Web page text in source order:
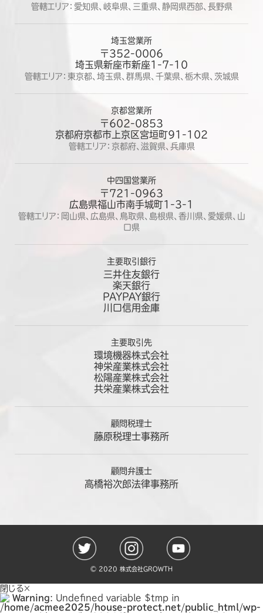
管轄エリア：愛知県、岐阜県、三重県、静岡県西部、長野県
埼玉営業所
〒352-0006
埼玉県新座市新座1-7-10
管轄エリア：東京都、埼玉県、群馬県、千葉県、栃木県、茨城県
京都営業所
〒602-0853
京都府京都市上京区宮垣町91-102
管轄エリア：京都府、滋賀県、兵庫県
中四国営業所
〒721-0963
広島県福山市南手城町1-3-1
管轄エリア：岡山県、広島県、鳥取県、島根県、香川県、愛媛県、山
口県
主要取引銀行
三井住友銀行
楽天銀行
PAYPAY銀行
川口信用金庫
主要取引先
環境機器株式会社
神栄産業株式会社
松陽産業株式会社
共栄産業株式会社
顧問税理士
藤原税理士事務所
顧問弁護士
高橋裕次郎法律事務所
©️ 2020 株式会社GROWTH
閉じる×
Warning: Undefined variable $tmp in
/home/acmee2025/house-protect.net/public_html/wp-